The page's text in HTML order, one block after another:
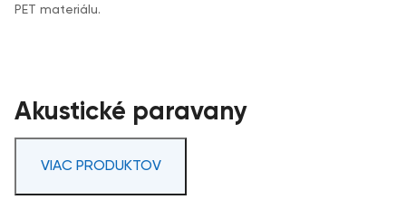
PET materiálu.
Akustické paravany
VIAC PRODUKTOV